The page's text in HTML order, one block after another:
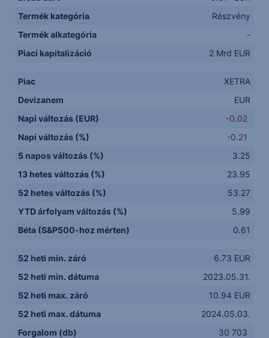
Termék kategória
Részvény
Termék alkategória
-
Piaci kapitalizáció
2 Mrd EUR
Piac
XETRA
Devizanem
EUR
Napi változás (EUR)
-0.02
Napi változás (%)
-0.21
5 napos változás (%)
3.25
13 hetes változás (%)
23.95
52 hetes változás (%)
53.27
YTD árfolyam változás (%)
5.99
Béta (S&P500-hoz mérten)
0.61
52 heti min. záró
6.73 EUR
52 heti min. dátuma
2023.05.31.
52 heti max. záró
10.94 EUR
52 heti max. dátuma
2024.05.03.
Forgalom (db)
30 703